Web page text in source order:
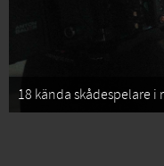
18 kända skådespelare